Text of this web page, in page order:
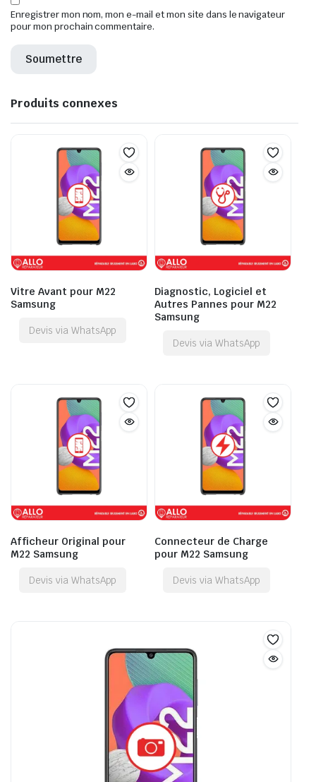
Enregistrer mon nom, mon e-mail et mon site dans le navigateur
pour mon prochain commentaire.
Produits connexes
Vitre Avant pour M22
Samsung
Devis via WhatsApp
Diagnostic, Logiciel et
Autres Pannes pour M22
Samsung
Devis via WhatsApp
Afficheur Original pour
M22 Samsung
Devis via WhatsApp
Connecteur de Charge
pour M22 Samsung
Devis via WhatsApp